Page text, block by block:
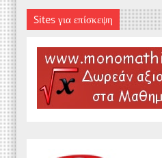
Sites για επίσκεψη